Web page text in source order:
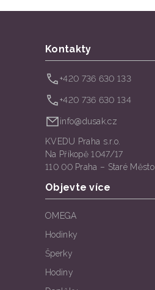
Kontakty
+420 736 630 133
+420 736 630 134
info@dusak.cz
KVEDU Praha s.r.o.
Na Příkopě 1047/17
110 00 Praha – Staré Město
Objevte více
OMEGA
Hodinky
Šperky
Hodiny